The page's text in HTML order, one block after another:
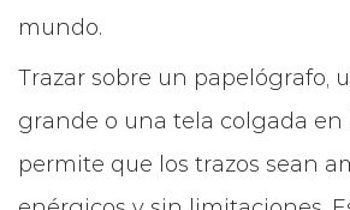
mundo.
Trazar sobre un papelógrafo,
grande o una tela colgada en
permite que los trazos sean